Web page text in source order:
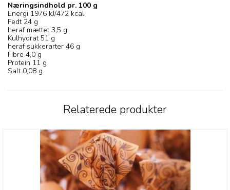
Næringsindhold pr. 100 g
Energi 1976 kJ/472 kcal
Fedt 24 g
heraf mættet 3,5 g
Kulhydrat 51 g
heraf sukkerarter 46 g
Fibre 4,0 g
Protein 11 g
Salt 0,08 g
Relaterede produkter